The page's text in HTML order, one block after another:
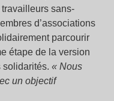
sans-
d’associations
parcourir
étape de la version
solidarités. « Nous
un objectif